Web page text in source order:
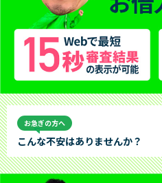
お急ぎの方へ
こんな不安はありませんか？